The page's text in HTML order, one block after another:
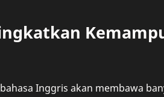
Inggris akan membawa